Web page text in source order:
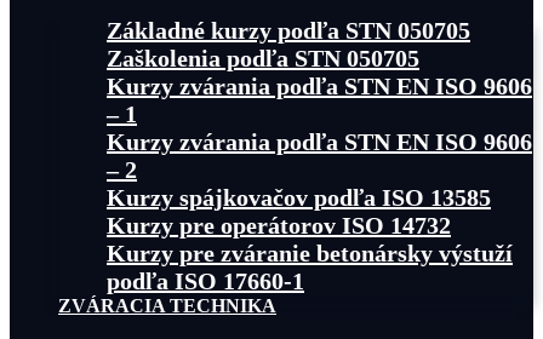
Základné kurzy podľa STN 050705
Zaškolenia podľa STN 050705
Kurzy zvárania podľa STN EN ISO 9606
– 1
Kurzy zvárania podľa STN EN ISO 9606
– 2
Kurzy spájkovačov podľa ISO 13585
Kurzy pre operátorov ISO 14732
Kurzy pre zváranie betonársky výstuží
podľa ISO 17660-1
ZVÁRACIA TECHNIKA